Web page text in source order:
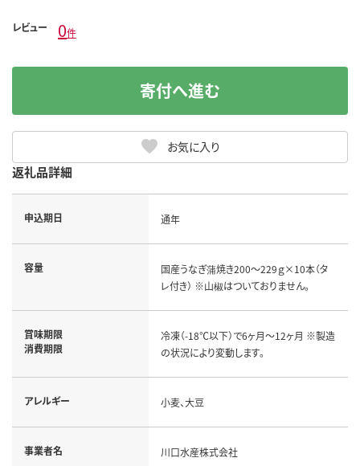
レビュー 0件
お気に入り
寄付へ進む
返礼品詳細
申込期日 通年
容量
国産うなぎ蒲焼き200～229ｇ×10本（タ
レ付き） ※山椒はついておりません。
賞味期限
消費期限
冷凍（-18℃以下）で6ヶ月～12ヶ月 ※製造
の状況により変動します。
アレルギー 小麦、大豆
事業者名 川口水産株式会社